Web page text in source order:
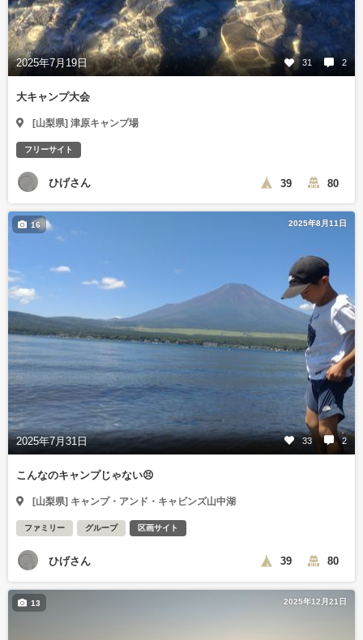
2025年7月19日 31 2
大キャンプ大会
[山梨県] 津原キャンプ場
フリーサイト
ひげさん 39 80
2025年8月11日
2025年7月31日 33 2
16
こんなのキャンプじゃない😣
[山梨県] キャンプ・アンド・キャビンズ山中湖
ファミリー グループ 区画サイト
ひげさん 39 80
2025年12月21日
13